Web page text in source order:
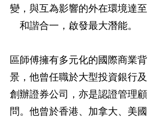
變，與互為影響的外在環境達至
和諧合一，啟發最大潛能。
區師傅擁有多元化的國際商業背
景，他曾任職於大型投資銀行及
創辦證券公司，亦是認證管理顧
問。他曾於香港、加拿大、美國